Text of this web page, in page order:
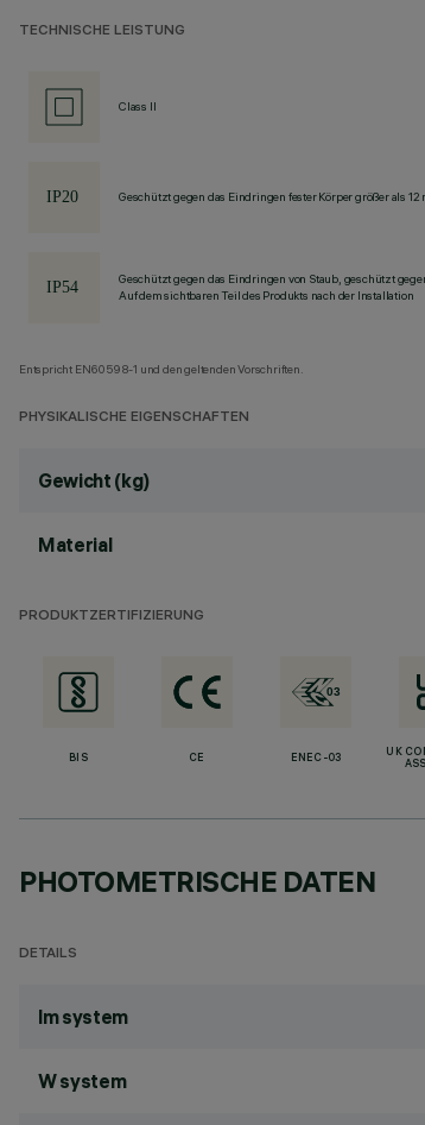
TECHNISCHE LEISTUNG
Class II
Geschützt gegen das Eindringen fester Körper größer als
Geschützt gegen das Eindringen von Staub, geschützt
Auf dem sichtbaren Teil des Produkts nach der Installation
Entspricht EN60598-1 und den geltenden Vorschriften.
PHYSIKALISCHE EIGENSCHAFTEN
Gewicht (kg)
Material
PRODUKTZERTIFIZIERUNG
BIS CE ENEC-03
UK
PHOTOMETRISCHE DATEN
DETAILS
lm system
W system